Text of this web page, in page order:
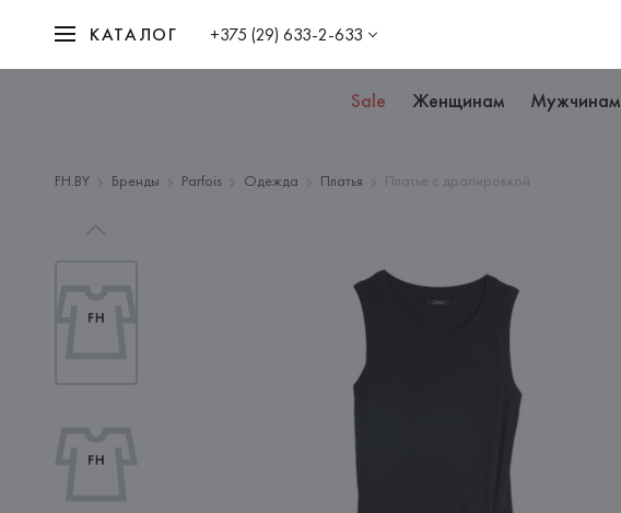
КАТАЛОГ +375 (29) 633-2-633
Sale Женщинам Мужчинам
FH.BY Бренды Parfois Одежда Платья Платье с драпировкой